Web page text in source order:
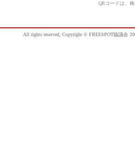
QRコードは、
All rights reserved, Copyright © FREESPOT協議会